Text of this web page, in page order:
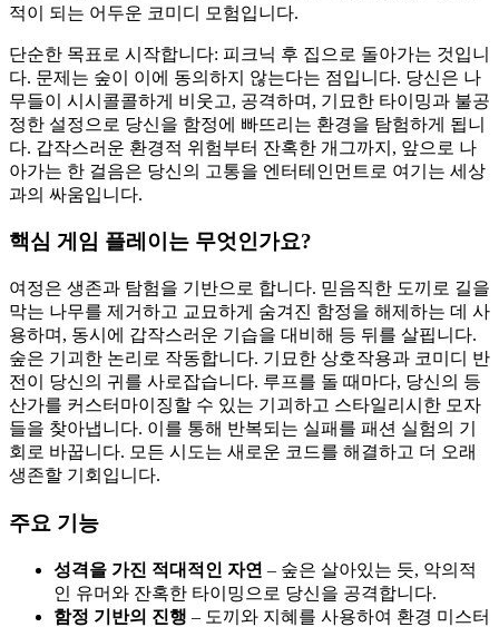
적이 되는 어두운 코미디 모험입니다.
단순한 목표로 시작합니다: 피크닉 후 집으로 돌아가는 것입니
다. 문제는 숲이 이에 동의하지 않는다는 점입니다. 당신은 나
무들이 시시콜콜하게 비웃고, 공격하며, 기묘한 타이밍과 불공
정한 설정으로 당신을 함정에 빠뜨리는 환경을 탐험하게 됩니
다. 갑작스러운 환경적 위험부터 잔혹한 개그까지, 앞으로 나
아가는 한 걸음은 당신의 고통을 엔터테인먼트로 여기는 세상
과의 싸움입니다.
핵심 게임 플레이는 무엇인가요?
여정은 생존과 탐험을 기반으로 합니다. 믿음직한 도끼로 길을
막는 나무를 제거하고 교묘하게 숨겨진 함정을 해제하는 데 사
용하며, 동시에 갑작스러운 기습을 대비해 등 뒤를 살핍니다.
숲은 기괴한 논리로 작동합니다. 기묘한 상호작용과 코미디 반
전이 당신의 귀를 사로잡습니다. 루프를 돌 때마다, 당신의 등
산가를 커스터마이징할 수 있는 기괴하고 스타일리시한 모자
들을 찾아냅니다. 이를 통해 반복되는 실패를 패션 실험의 기
회로 바꿉니다. 모든 시도는 새로운 코드를 해결하고 더 오래
생존할 기회입니다.
주요 기능
성격을 가진 적대적인 자연 – 숲은 살아있는 듯, 악의적
인 유머와 잔혹한 타이밍으로 당신을 공격합니다.
함정 기반의 진행 – 도끼와 지혜를 사용하여 환경 미스터